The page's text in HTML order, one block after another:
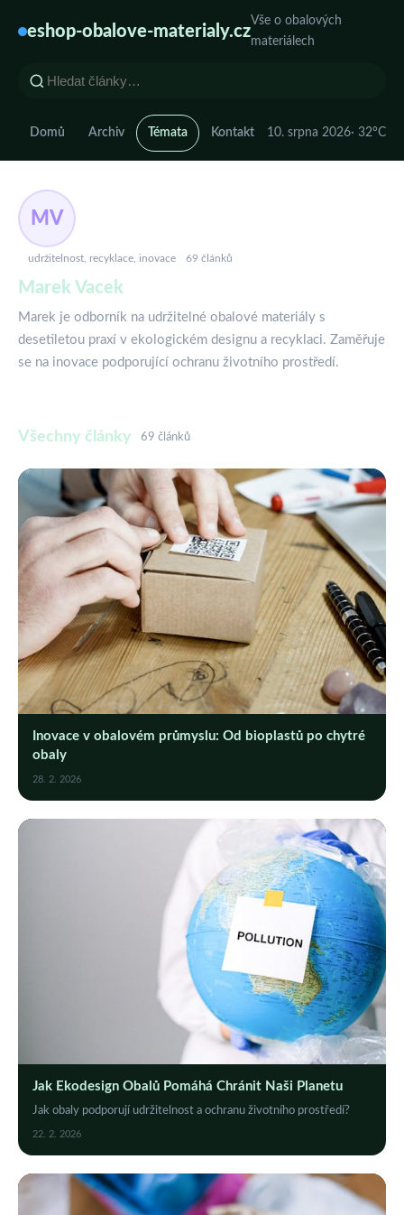
eshop-obalove-materialy.cz
Vše o obalových
materiálech
Domů Archiv Témata Kontakt 10. srpna 2026· 32°C
MV
udržitelnost, recyklace, inovace 69 článků
Marek Vacek
Marek je odborník na udržitelné obalové materiály s
desetiletou praxí v ekologickém designu a recyklaci. Zaměřuje
se na inovace podporující ochranu životního prostředí.
Všechny články 69 článků
Inovace v obalovém průmyslu: Od bioplastů po chytré
obaly
28. 2. 2026
Jak Ekodesign Obalů Pomáhá Chránit Naši Planetu
Jak obaly podporují udržitelnost a ochranu životního prostředí?
22. 2. 2026